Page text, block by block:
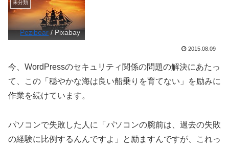
未分類
Pezibear / Pixabay
2015.08.09
今、WordPressのセキュリティ関係の問題の解決にあたっ
て、この「穏やかな海は良い船乗りを育てない」を励みに
作業を続けています。
パソコンで失敗した人に「パソコンの腕前は、過去の失敗
の経験に比例するんんですよ」と励ますんですが、これっ